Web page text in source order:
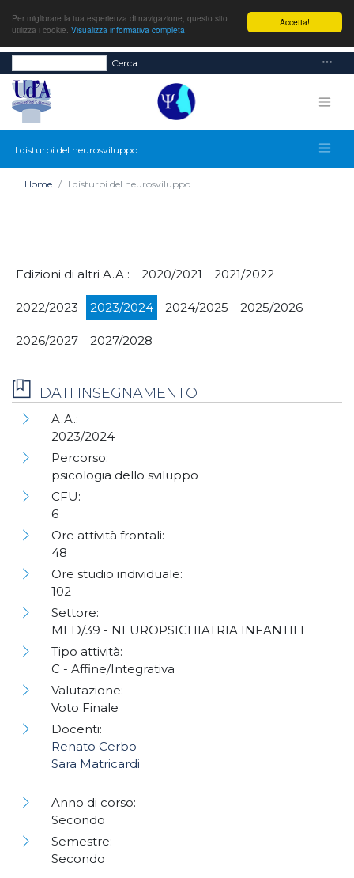
Accetta!
Per migliorare la tua esperienza di navigazione, questo sito
utilizza i cookie. Visualizza informativa completa
Cerca
I disturbi del neurosviluppo
Home I disturbi del neurosviluppo
Edizioni di altri A.A.: 2020/2021 2021/2022
2022/2023 2023/2024 2024/2025 2025/2026
2026/2027 2027/2028
DATI INSEGNAMENTO
A.A.:
2023/2024
Percorso:
psicologia dello sviluppo
CFU:
6
Ore attività frontali:
48
Ore studio individuale:
102
Settore:
MED/39 - NEUROPSICHIATRIA INFANTILE
Tipo attività:
C - Affine/Integrativa
Valutazione:
Voto Finale
Docenti:
Renato Cerbo
Sara Matricardi
Anno di corso:
Secondo
Semestre:
Secondo